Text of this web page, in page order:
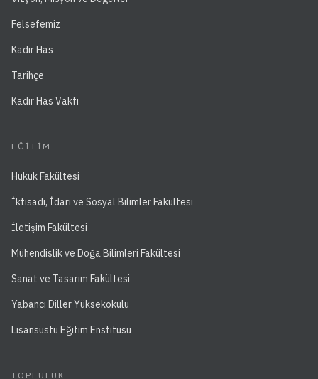
Felsefemiz
Kadir Has
Tarihçe
Kadir Has Vakfı
EĞITIM
Hukuk Fakültesi
İktisadi, İdari ve Sosyal Bilimler Fakültesi
İletişim Fakültesi
Mühendislik ve Doğa Bilimleri Fakültesi
Sanat ve Tasarım Fakültesi
Yabancı Diller Yüksekokulu
Lisansüstü Eğitim Enstitüsü
TOPLULUK